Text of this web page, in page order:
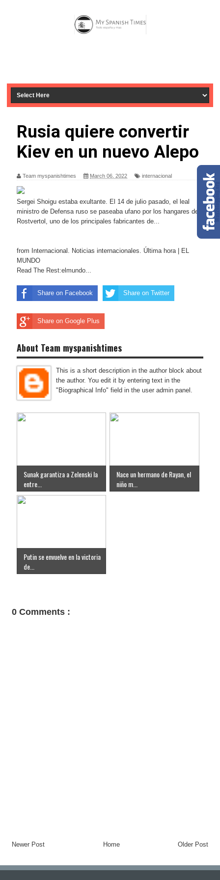
Rusia quiere convertir
Kiev en un nuevo Alepo
Team myspanishtimes March 06, 2022 internacional
Sergei Shoigu estaba exultante. El 14 de julio pasado, el leal
ministro de Defensa ruso se paseaba ufano por los hangares de
Rostvertol, uno de los principales fabricantes de...
from Internacional. Noticias internacionales. Última hora | EL
MUNDO
Read The Rest:elmundo...
Share on Facebook Share on Twitter
Share on Google Plus
About Team myspanishtimes
This is a short description in the author block about
the author. You edit it by entering text in the
"Biographical Info" field in the user admin panel.
Sunak garantiza a Zelenski la
entre...
Nace un hermano de Rayan, el
niño m...
Putin se envuelve en la victoria
de...
0 Comments :
Newer Post Older Post
Home